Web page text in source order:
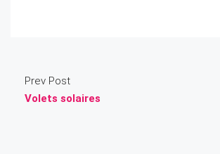
Prev Post
Volets solaires